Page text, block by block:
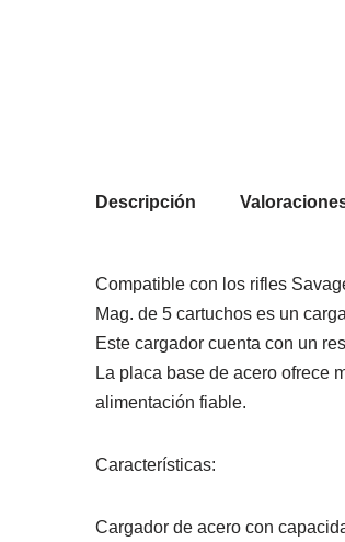
Descripción
Compatible con los rifles
Mag. de 5 cartuchos es un
Este cargador cuenta con un
La placa base de acero ofrece
alimentación fiable.
Características:
Cargador de acero con